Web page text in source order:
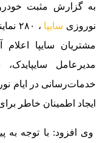
به گزارش مثبت
نوروزی سایپا
مشتریان سایپا
مدیرعامل
خدمات‌رسانی در ایام
ایجاد اطمینان خاطر
وی افزود: با توجه